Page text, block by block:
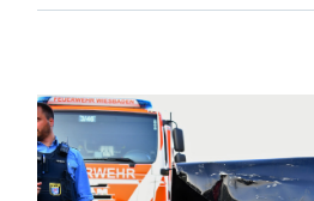
Galerie
Verkehrsmeldungen
Polizeimeldungen